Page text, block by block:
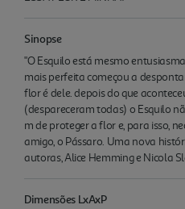
Sinopse
"O Esquilo está mesmo
mais perfeita começou a
flor é dele. depois do que
(despareceram todas) o Esquilo
m de proteger a flor e, para isso,
amigo, o Pássaro. Uma nova
autoras, Alice Hemming e Nicola
Dimensões LxAxP